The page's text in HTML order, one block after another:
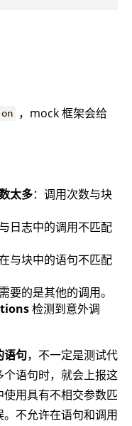
，mock 框架会给
太多：调用次数与块
日志中的调用不匹配
与块中的语句不匹配
要的是其他的调用。
检测到意外调
语句，不一定是测试代
语句时，就会上报这
用具有不相交参数匹
不允许在语句和调用